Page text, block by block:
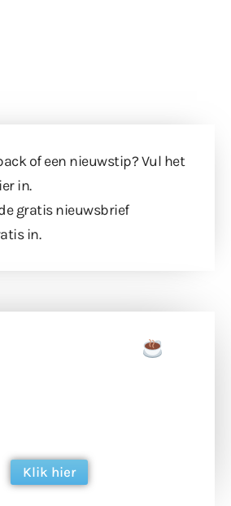
of een nieuwstip? Vul het
in.
gratis nieuwsbrief
in.
Klik hier